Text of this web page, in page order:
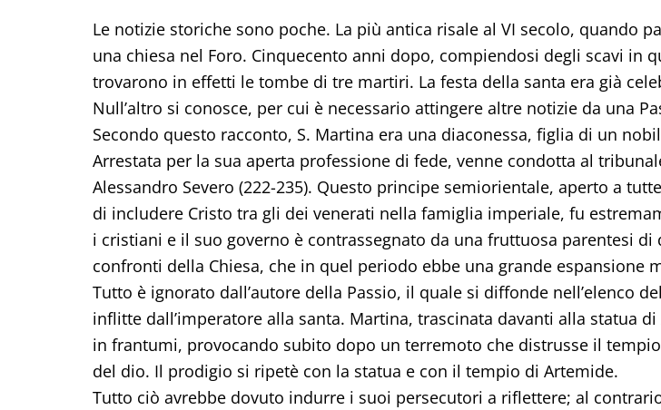
Le notizie storiche sono poche. La più antica risale al VI secolo, quando
una chiesa nel Foro. Cinquecento anni dopo, compiendosi degli scavi in
trovarono in effetti le tombe di tre martiri. La festa della santa era già
Null’altro si conosce, per cui è necessario attingere altre notizie da una
Secondo questo racconto, S. Martina era una diaconessa, figlia di un
Arrestata per la sua aperta professione di fede, venne condotta al
Alessandro Severo (222-235). Questo principe semiorientale, aperto a
di includere Cristo tra gli dei venerati nella famiglia imperiale, fu
i cristiani e il suo governo è contrassegnato da una fruttuosa parentesi di
confronti della Chiesa, che in quel periodo ebbe una grande espansione
Tutto è ignorato dall’autore della Passio, il quale si diffonde nell’elenco
inflitte dall’imperatore alla santa. Martina, trascinata davanti alla statua
in frantumi, provocando subito dopo un terremoto che distrusse il
del dio. Il prodigio si ripetè con la statua e con il tempio di Artemide.
Tutto ciò avrebbe dovuto indurre i suoi persecutori a riflettere; al